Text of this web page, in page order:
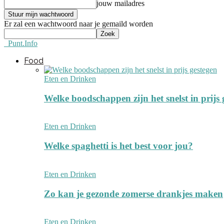
jouw mailadres
Er zal een wachtwoord naar je gemaild worden
Punt.Info
Food
Eten en Drinken
Welke boodschappen zijn het snelst in prijs
Eten en Drinken
Welke spaghetti is het best voor jou?
Eten en Drinken
Zo kan je gezonde zomerse drankjes maken
Eten en Drinken